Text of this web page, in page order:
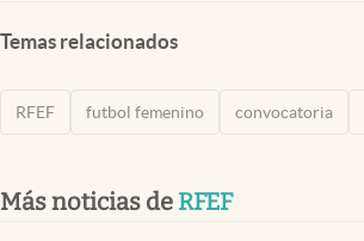
Temas relacionados
RFEF futbol femenino convocatoria
Más noticias de RFEF